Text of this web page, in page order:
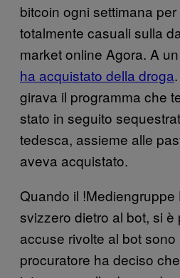
bitcoin ogni settimana
totalmente casuali sulla
market online Agora. A
ha acquistato della droga
girava il programma che
stato in seguito
tedesca, assieme alle
aveva acquistato.
Quando il !Mediengruppe
svizzero dietro al bot, si
accuse rivolte al bot sono
procuratore ha deciso che